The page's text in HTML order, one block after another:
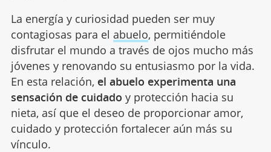
La energía y curiosidad pueden ser muy
contagiosas para el abuelo, permitiéndole
disfrutar el mundo a través de ojos mucho más
jóvenes y renovando su entusiasmo por la vida.
En esta relación, el abuelo experimenta una
sensación de cuidado y protección hacia su
nieta, así que el deseo de proporcionar amor,
cuidado y protección fortalecer aún más su
vínculo.